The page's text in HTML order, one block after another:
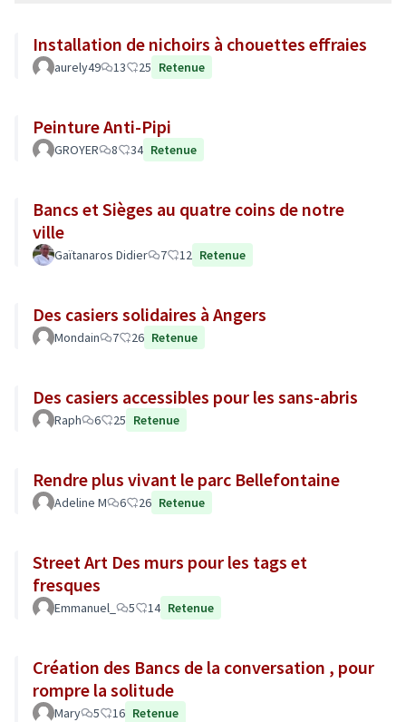
Installation de nichoirs à chouettes effraies
aurely49 13 25 Retenue
Peinture Anti-Pipi
GROYER 8 34 Retenue
Bancs et Sièges au quatre coins de notre
ville
Gaïtanaros Didier 7 12 Retenue
Des casiers solidaires à Angers
Mondain 7 26 Retenue
Des casiers accessibles pour les sans-abris
Raph 6 25 Retenue
Rendre plus vivant le parc Bellefontaine
Adeline M 6 26 Retenue
Street Art Des murs pour les tags et
fresques
Emmanuel_ 5 14 Retenue
Création des Bancs de la conversation , pour
rompre la solitude
Mary 5 16 Retenue